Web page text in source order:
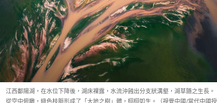
江西鄱陽湖，在水位下降後，湖床裸露，水流沖蝕出分支狀溝壑，湖草隨之生長。
從空中俯瞰，綠色枝脈形成了「大地之樹」體，栩栩如生。（視覺中國/當代中國授